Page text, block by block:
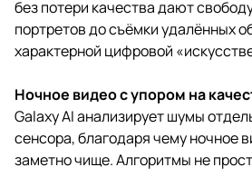
без потери качества дают
портретов до съёмки удалённых
характерной цифровой
Ночное видео с упором на
Galaxy AI анализирует шумы
сенсора, благодаря чему ночное
заметно чище. Алгоритмы не